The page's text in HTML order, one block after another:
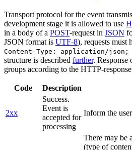
Transport protocol for the event
development stage it is allowed to use
in a body of a POST-request in JSON
JSON format is UTF-8), requests must
Content-Type: application/json;
structure is described further. Response
groups according to the HTTP-
Code Description
2xx
Success.
Event is
accepted for
processing
Inform the
There may be
(type of